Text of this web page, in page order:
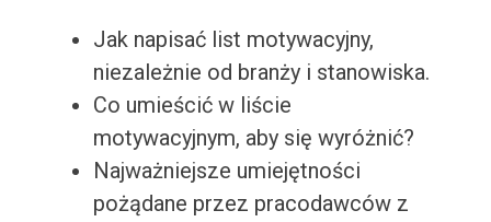
Jak napisać list motywacyjny,
niezależnie od branży i stanowiska.
Co umieścić w liście
motywacyjnym, aby się wyróżnić?
Najważniejsze umiejętności
pożądane przez pracodawców z